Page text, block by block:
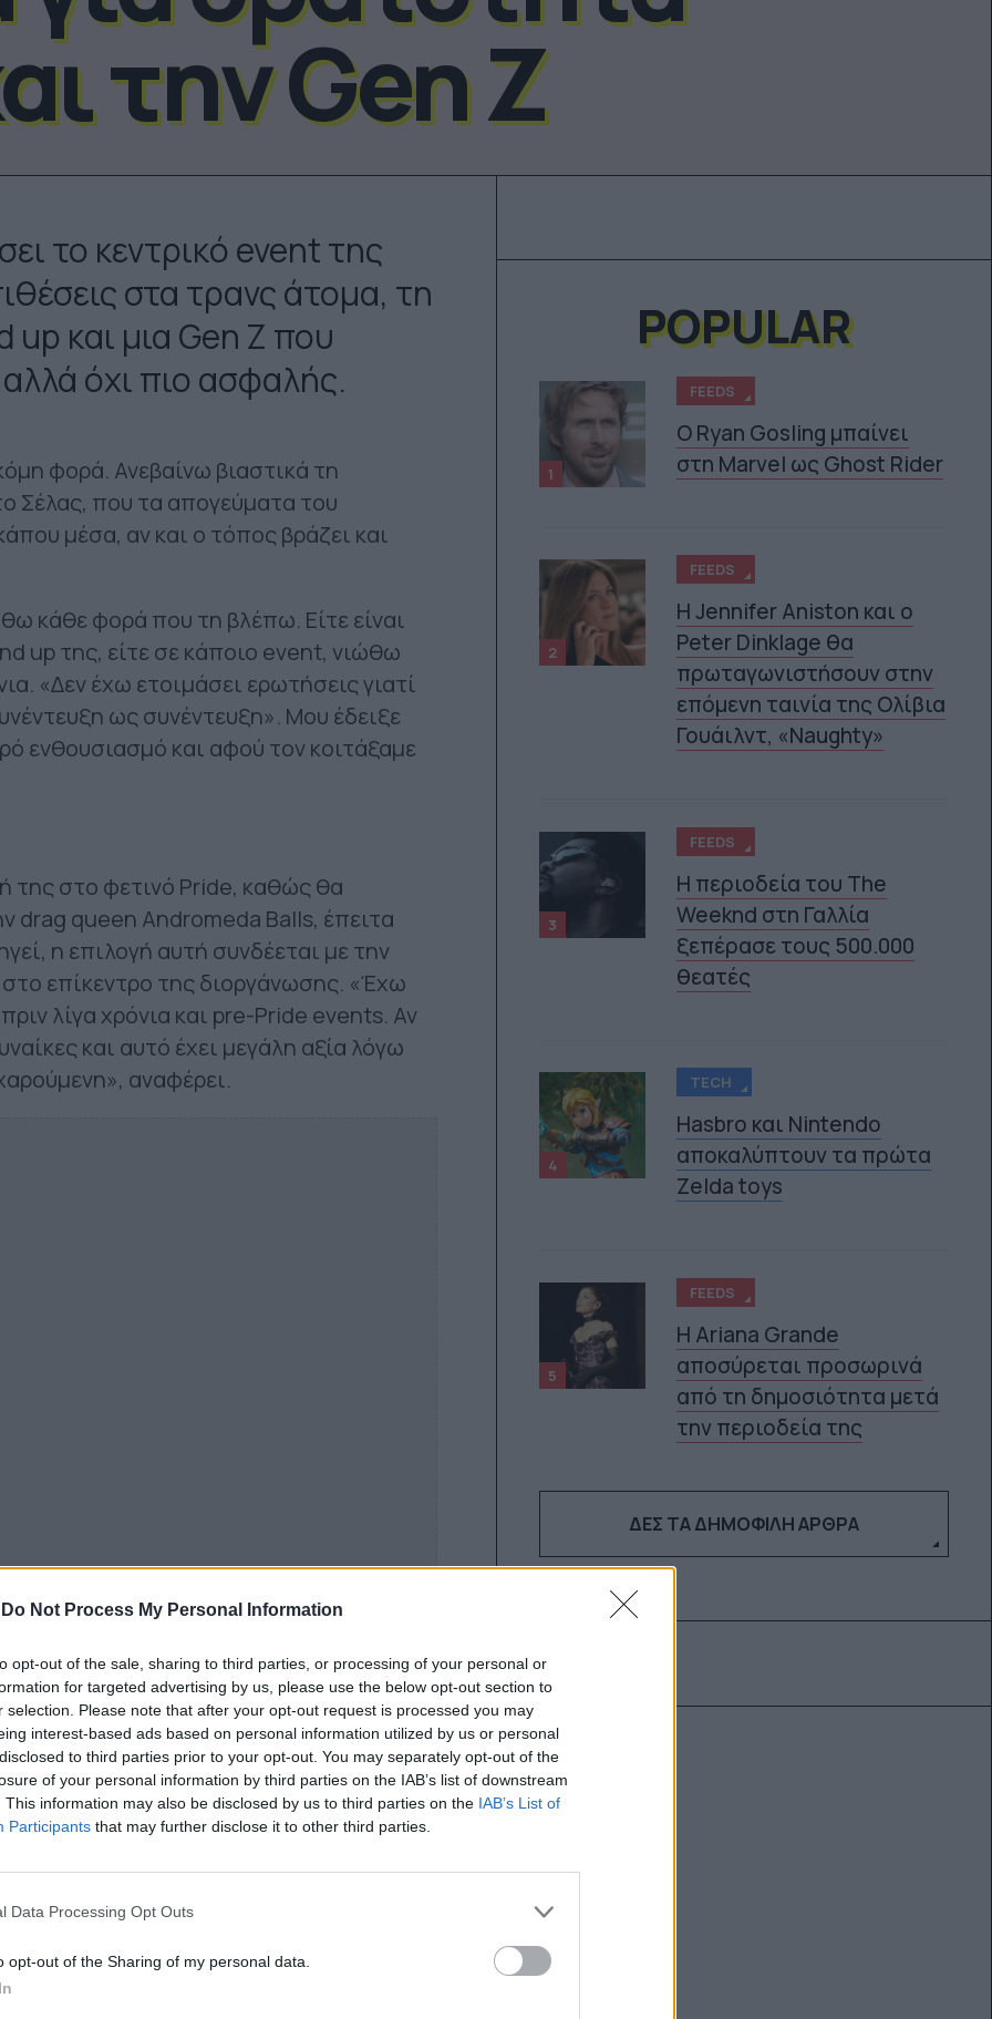
Do Not Process My Personal Information
opt-out of the sale, sharing to third parties, or processing of your personal or
for targeted advertising by us, please use the below opt-out section to
selection. Please note that after your opt-out request is processed you may
interest-based ads based on personal information utilized by us or personal
to third parties prior to your opt-out. You may separately opt-out of the
of your personal information by third parties on the IAB’s list of downstream
This information may also be disclosed by us to third parties on the IAB’s List of
Participants that may further disclose it to other third parties.
Data Processing Opt Outs
opt-out of the Sharing of my personal data.
την Gen Z
το κεντρικό event της
στα τρανς άτομα, τη
και μια Gen Z που
όχι πιο ασφαλής.
φορά. Ανεβαίνω βιαστικά τη
Σέλας, που τα απογεύματα του
μέσα, αν και ο τόπος βράζει και
κάθε φορά που τη βλέπω. Είτε είναι
up της, είτε σε κάποιο event, νιώθω
«Δεν έχω ετοιμάσει ερωτήσεις γιατί
ως συνέντευξη». Μου έδειξε
ενθουσιασμό και αφού τον κοιτάξαμε
της στο φετινό Pride, καθώς θα
drag queen Andromeda Balls, έπειτα
η επιλογή αυτή συνδέεται με την
επίκεντρο της διοργάνωσης. «Έχω
λίγα χρόνια και pre-Pride events. Αν
και αυτό έχει μεγάλη αξία λόγω
αναφέρει.
ότι η διοργάνωση παραμένει
POPULAR
1
FEEDS
Ο Ryan Gosling μπαίνει
στη Marvel ως Ghost Rider
2
FEEDS
Η Jennifer Aniston και ο
Peter Dinklage θα
πρωταγωνιστήσουν στην
επόμενη ταινία της Ολίβια
Γουάιλντ, «Naughty»
3
FEEDS
Η περιοδεία του The
Weeknd στη Γαλλία
ξεπέρασε τους 500.000
θεατές
4
TECH
Hasbro και Nintendo
αποκαλύπτουν τα πρώτα
Zelda toys
5
FEEDS
Η Ariana Grande
αποσύρεται προσωρινά
από τη δημοσιότητα μετά
την περιοδεία της
ΔΕΣ ΤΑ ΔΗΜΟΦΙΛΉ ΆΡΘΡΑ